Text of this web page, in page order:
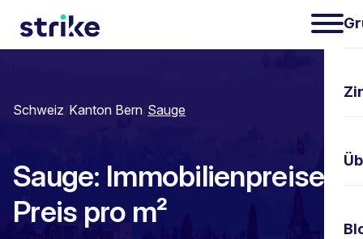
Schweiz/Kanton Bern/Sauge
Sauge: Immobilienpreise &
Preis pro m²